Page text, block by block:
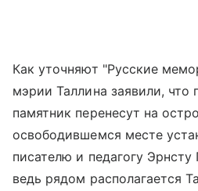
Как уточняют "Русские
мэрии Таллина заявили, что
памятник перенесут на
освободившемся месте
писателю и педагогу
ведь рядом располагается